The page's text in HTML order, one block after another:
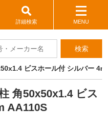
詳細検索 MENU
検索
ビスホール付 シルバー 4m
角50x50x1.4 ビス
AA110S